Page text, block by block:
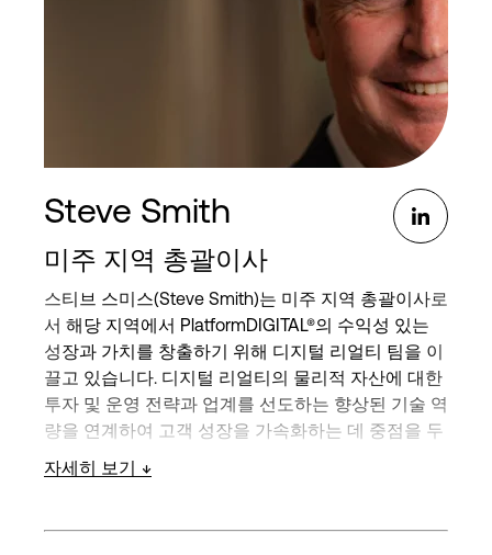
논의를 이끌기 위해 앞장서고 있습니다.
Serene은 다양성, 형평성, 포용성(DEI)의 가치를 강력
히 지지하며, Digital Realty 아시아 태평양 지역 여성
리더십 포럼(Women’s Leadership Forum, WLF)의 총
난양공과대학교에서 경영학 학사, 켈로그 홍콩과학
기술대학교에서 경영학 석사 학위를 받았습니다.
Steve Smith
미주 지역 총괄이사
스티브 스미스(Steve Smith)는 미주 지역 총괄이사로
서 해당 지역에서 PlatformDIGITAL®의 수익성 있는
성장과 가치를 창출하기 위해 디지털 리얼티 팀을 이
끌고 있습니다. 디지털 리얼티의 물리적 자산에 대한
투자 및 운영 전략과 업계를 선도하는 향상된 기술 역
량을 연계하여 고객 성장을 가속화하는 데 중점을 두
고 있습니다.
및 영업 엔지니어링, 마케팅, 신제품 혁신을 포함한
자세히 보기